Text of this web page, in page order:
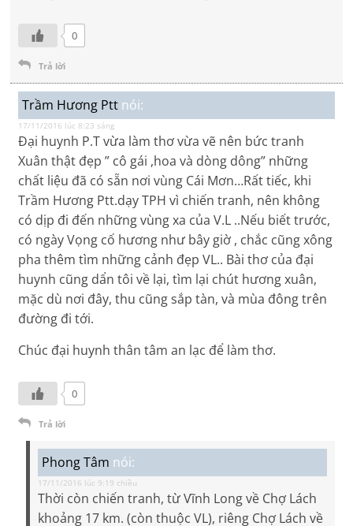
0
Trả lời
Trầm Hương Ptt nói:
17/11/2016 lúc 8:23 sáng
Đại huynh P.T vừa làm thơ vừa vẽ nên bức tranh
Xuân thật đẹp ” cô gái ,hoa và dòng dông” những
chất liệu đã có sẵn nơi vùng Cái Mơn…Rất tiếc, khi
Trầm Hương Ptt.dạy TPH vì chiến tranh, nên không
có dịp đi đến những vùng xa của V.L ..Nếu biết trước,
có ngày Vọng cố hương như bây giờ , chắc cũng xông
pha thêm tìm những cảnh đẹp VL.. Bài thơ của đại
huynh cũng dẩn tôi về lại, tìm lại chút hương xuân,
mặc dù nơi đây, thu cũng sắp tàn, và mùa đông trên
đường đi tới.
Chúc đại huynh thân tâm an lạc để làm thơ.
0
Trả lời
Phong Tâm nói:
17/11/2016 lúc 9:19 chiều
Thời còn chiến tranh, từ Vĩnh Long về Chợ Lách
khoảng 17 km. (còn thuộc VL), riêng Chợ Lách về